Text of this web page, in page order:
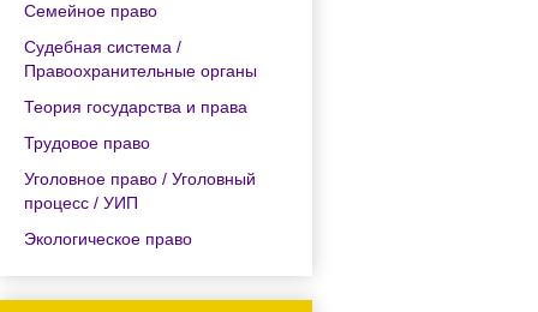
Семейное право
Судебная система /
Правоохранительные органы
Теория государства и права
Трудовое право
Уголовное право / Уголовный
процесс / УИП
Экологическое право